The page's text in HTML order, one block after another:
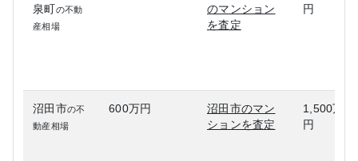
泉町の不動
産相場
のマンション
を査定
円
沼田市の不
動産相場
600万円
沼田市のマン
ションを査定
1,500万
円